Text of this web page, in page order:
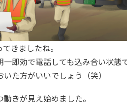
きましたね。
即効で電話しても込み合い状態
た方がいいでしょう（笑）
きが見え始めました。